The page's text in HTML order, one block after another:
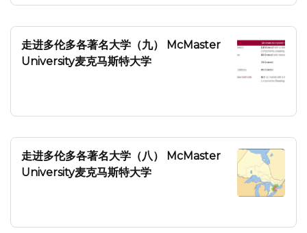
走进多伦多各著名大学（九） McMaster
University麦克马斯特大学
走进多伦多各著名大学（八） McMaster
University麦克马斯特大学